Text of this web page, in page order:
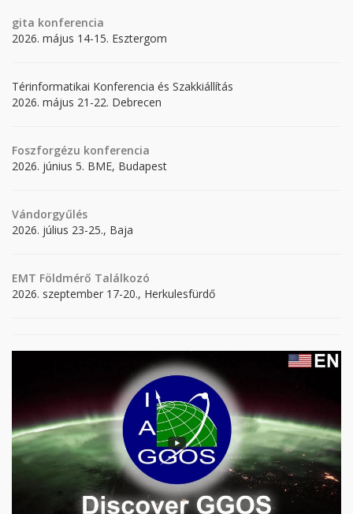
gita konferencia
2026. május 14-15. Esztergom
Térinformatikai Konferencia és Szakkiállítás
2026. május 21-22. Debrecen
Foszforgézu konferencia
2026. június 5. BME, Budapest
Vándorgyűlés
2026. július 23-25., Baja
EMT Földmérő Találkozó
2026. szeptember 17-20., Herkulesfürdő